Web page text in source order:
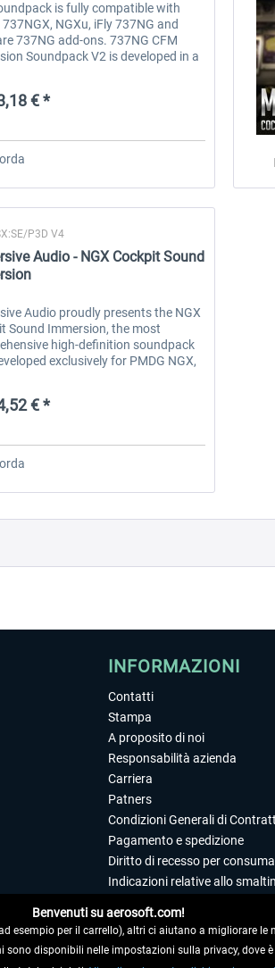
is fully compatible with
737NGX, NGXu, iFly 737NG and
737NG add-ons. 737NG CFM
Soundpack V2 is developed in a
and immersive sound experience.
€ *
P3D V4
Audio - NGX Cockpit Sound
Audio proudly presents the NGX
Sound Immersion, the most
high-definition soundpack
exclusively for PMDG NGX,
€ *
INFORMAZIONI
Contatti
Stampa
A proposito di noi
Responsabilità azienda
Carriera
Patners
Condizioni Generali di
Pagamento e spedizione
Diritto di recesso per
Indicazioni relative allo
Editoriale
Benvenuti su aerosoft.com!
esempio per il carrello), altri ci aiutano a migliorare le
disponibili nelle impostazioni sulla privacy, dove